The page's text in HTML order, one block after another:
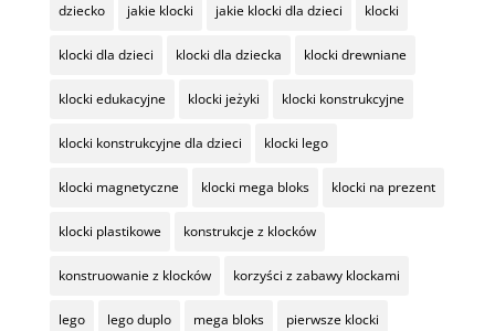
dziecko jakie klocki jakie klocki dla dzieci klocki
klocki dla dzieci klocki dla dziecka klocki drewniane
klocki edukacyjne klocki jeżyki klocki konstrukcyjne
klocki konstrukcyjne dla dzieci klocki lego
klocki magnetyczne klocki mega bloks klocki na prezent
klocki plastikowe konstrukcje z klocków
konstruowanie z klocków korzyści z zabawy klockami
lego lego duplo mega bloks pierwsze klocki